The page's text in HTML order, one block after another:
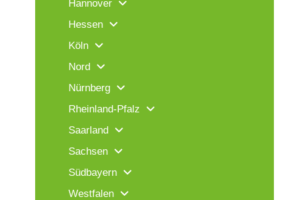
Hannover
Hessen
Köln
Nord
Nürnberg
Rheinland-Pfalz
Saarland
Sachsen
Südbayern
Westfalen